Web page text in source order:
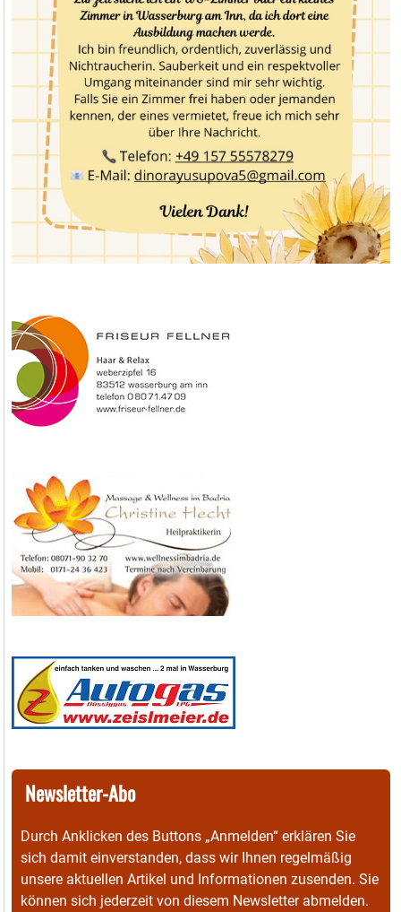
Newsletter-Abo
Durch Anklicken des Buttons „Anmelden“ erklären Sie
sich damit einverstanden, dass wir Ihnen regelmäßig
unsere aktuellen Artikel und Informationen zusenden. Sie
können sich jederzeit von diesem Newsletter abmelden.